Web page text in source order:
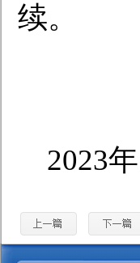
续。
2023年